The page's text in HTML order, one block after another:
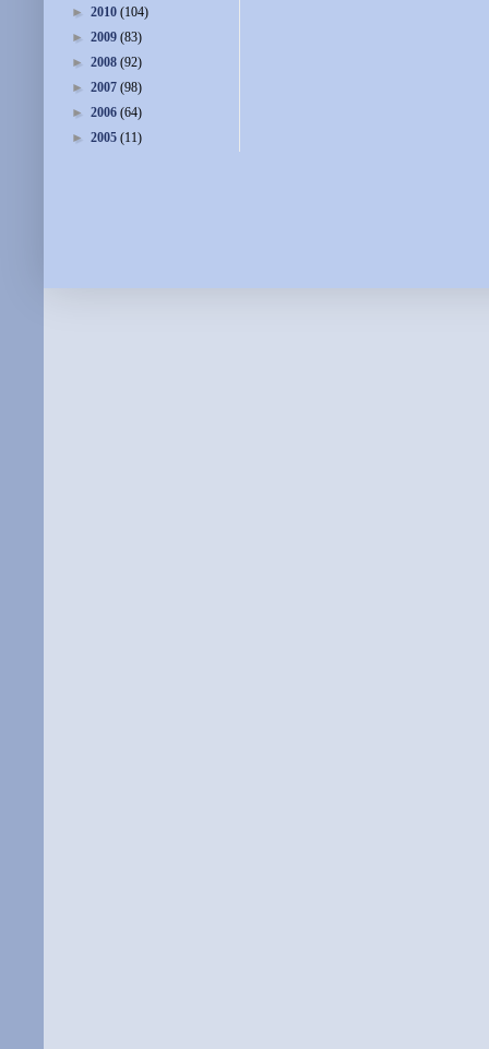
► 2010 (104)
► 2009 (83)
► 2008 (92)
► 2007 (98)
► 2006 (64)
► 2005 (11)